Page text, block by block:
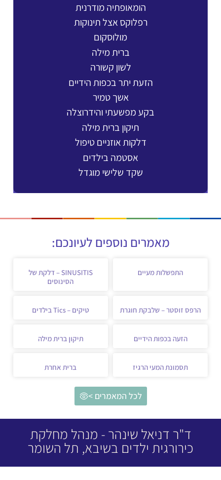
הומאופתיה מודרנית
רפלוקס אצל תינוקות
מולוסקום
ברית מילה
לשון קשורה
הזעת יתר בכפות הידיים
אשך טמיר
בקע מפשעתי והידרוצלה
תיקון ברית מילה
דלקות אוזניים טיפול
אסטמה בילדים
שקד שלישי מוגדל
מאמרים נוספים לעיונכם:
התפשלות מעיים
SINUSITIS – דלקת של
הסינוסים
הרפס זוסטר – שלבקת חוגרת טיקים – Tics בילדים
הזעה בכפות הידיים תיקון ברית מילה
תסמונת המעי הרגיז ברית אחרת
לכל המאמרים >
ד"ר דניאל שינהר - מנהל מחלקת
כירורגית ילדים בשיבא, תל השומר